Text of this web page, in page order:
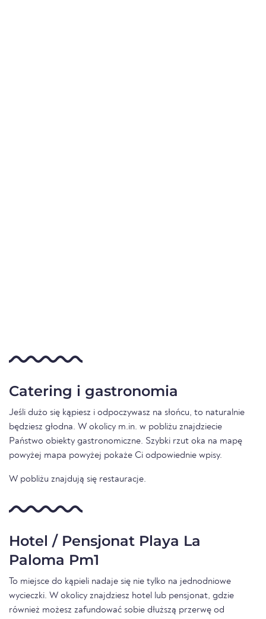
Catering i gastronomia
Jeśli dużo się kąpiesz i odpoczywasz na słońcu, to naturalnie
będziesz głodna. W okolicy m.in. w pobliżu znajdziecie
Państwo obiekty gastronomiczne. Szybki rzut oka na mapę
powyżej mapa powyżej pokaże Ci odpowiednie wpisy.
W pobliżu znajdują się restauracje.
Hotel / Pensjonat Playa La
Paloma Pm1
To miejsce do kąpieli nadaje się nie tylko na jednodniowe
wycieczki. W okolicy znajdziesz hotel lub pensjonat, gdzie
również możesz zafundować sobie dłuższą przerwę od